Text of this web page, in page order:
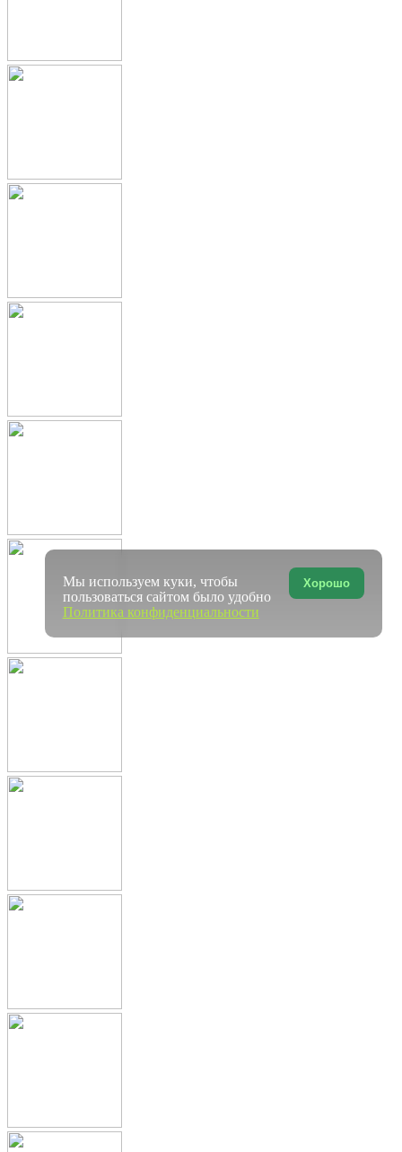
Хорошо
Мы используем куки, чтобы
пользоваться сайтом было удобно
Политика конфиденциальности